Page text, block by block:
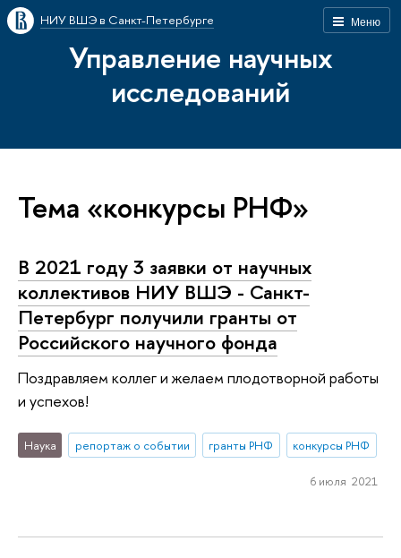
Меню
НИУ ВШЭ в Санкт-Петербурге
Управление научных
исследований
Тема «конкурсы РНФ»
В 2021 году 3 заявки от научных
коллективов НИУ ВШЭ - Санкт-
Петербург получили гранты от
Российского научного фонда
Поздравляем коллег и желаем плодотворной работы
и успехов!
Наука репортаж о событии гранты РНФ конкурсы РНФ
6 июля 2021